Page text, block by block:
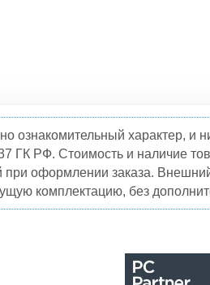
ознакомительный характер,
ГК РФ. Стоимость и наличие
оформлении заказа.
комплектацию, без